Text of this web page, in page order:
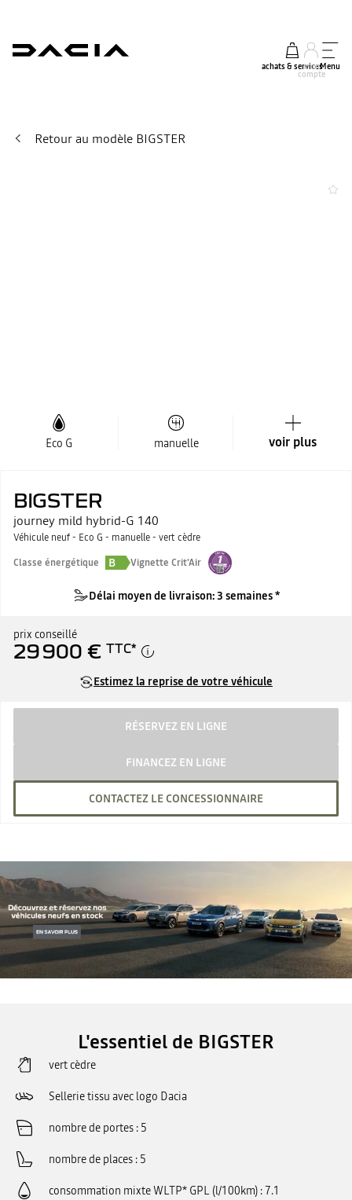
achats & services
mon
compte
Menu
Retour au modèle BIGSTER
Eco G manuelle voir plus
BIGSTER
journey mild hybrid-G 140
Véhicule neuf - Eco G - manuelle - vert cèdre
Classe énergétique
B Vignette Crit'Air
Délai moyen de livraison: 3 semaines *
prix conseillé
29 900 € TTC*
Estimez la reprise de votre véhicule
RÉSERVEZ EN LIGNE
FINANCEZ EN LIGNE
CONTACTEZ LE CONCESSIONNAIRE
L'essentiel de BIGSTER
vert cèdre
Sellerie tissu avec logo Dacia
nombre de portes 5
nombre de places 5
consommation mixte WLTP* GPL (l/100km) 7.1